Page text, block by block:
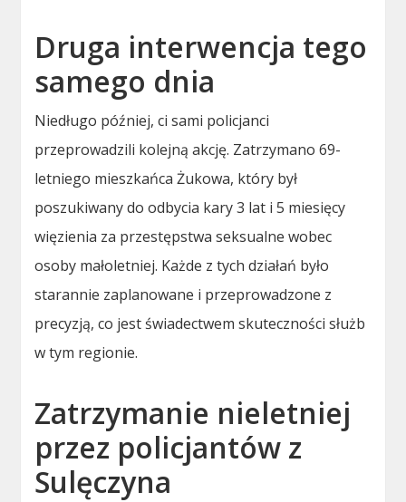
Druga interwencja tego
samego dnia
Niedługo później, ci sami policjanci
przeprowadzili kolejną akcję. Zatrzymano 69-
letniego mieszkańca Żukowa, który był
poszukiwany do odbycia kary 3 lat i 5 miesięcy
więzienia za przestępstwa seksualne wobec
osoby małoletniej. Każde z tych działań było
starannie zaplanowane i przeprowadzone z
precyzją, co jest świadectwem skuteczności służb
w tym regionie.
Zatrzymanie nieletniej
przez policjantów z
Sulęczyna